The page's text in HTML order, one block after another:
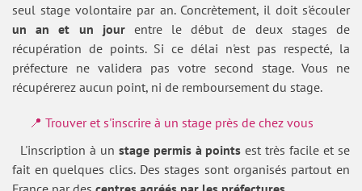
seul stage volontaire par an. Concrètement, il doit s'écouler
un an et un jourentre le début de deux stages de
récupération de points. Si ce délai n'est pas respecté, la
préfecture ne validera pas votre second stage. Vous ne
récupérerez aucun point, ni de remboursement du stage.
📍 Trouver et s'inscrire à un stage près de chez vous
L'inscription à un stage permis à points est très facile et se
fait en quelques clics. Des stages sont organisés partout en